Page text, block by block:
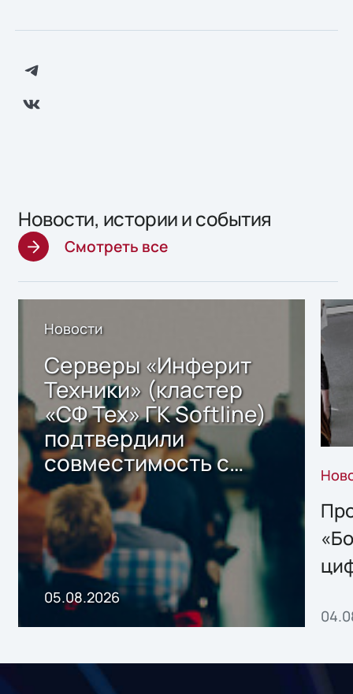
Новости, истории и события
Смотреть все
Новости
Серверы «Инферит
Техники» (кластер
«СФ Тех» ГК Softline)
подтвердили
совместимость с
решением Sharx
Storage 2.x для
хранения данных
05.08.2026